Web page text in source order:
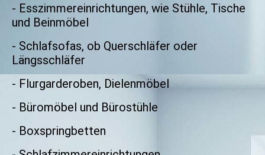
- Esszimmereinrichtungen, wie Stühle, Tische
und Beinmöbel
- Schlafsofas, ob Querschläfer oder
Längsschläfer
- Flurgarderoben, Dielenmöbel
- Büromöbel und Bürostühle
- Boxspringbetten